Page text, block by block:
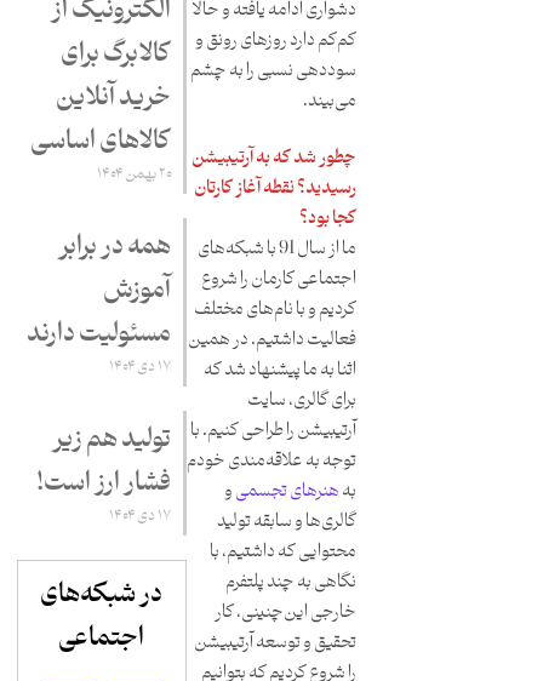
دشواری ادامه یافته و حالا
کم‌کم دارد روزهای رونق و
سوددهی نسبی را به چشم
می‌بیند.
چطور شد که به آرتیبیشن
رسیدید؟ نقطه آغاز کارتان
کجا بود؟
ما از سال 91 با شبکه‌های
اجتماعی کارمان را شروع
کردیم و با نام‌های مختلف
فعالیت داشتیم. در همین
اثنا به ما پیشنهاد شد که
برای گالری، سایت
آرتیبیشن را طراحی کنیم. با
توجه به علاقه‌مندی خودم
بههنرهای تجسمیو
گالری‌ها و سابقه تولید
محتوایی که داشتیم، با
نگاهی به چند پلتفرم
خارجی این‌چنینی، کار
تحقیق و توسعه آرتیبیشن
را شروع کردیم که بتوانیم
الکترونیک از
کالابرگ برای
خرید آنلاین
کالاهای اساسی
۲۰ بهمن ۱۴۰۴
همه در برابر
آموزش
مسئولیت دارند
۱۷ دی ۱۴۰۴
تولید هم زیر
فشار ارز است!
۱۷ دی ۱۴۰۴
در شبکه‌های
اجتماعی